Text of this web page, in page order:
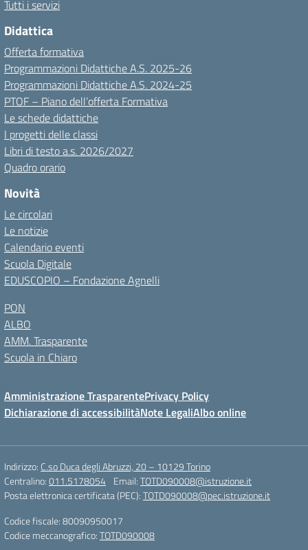
Tutti i servizi
Didattica
Offerta formativa
Programmazioni Didattiche A.S. 2025-26
Programmazioni Didattiche A.S. 2024-25
PTOF – Piano dell’offerta Formativa
Le schede didattiche
I progetti delle classi
Libri di testo a.s. 2026/2027
Quadro orario
Novità
Le circolari
Le notizie
Calendario eventi
Scuola Digitale
EDUSCOPIO – Fondazione Agnelli
PON
ALBO
AMM. Trasparente
Scuola in Chiaro
Amministrazione TrasparentePrivacy Policy
Dichiarazione di accessibilitàNote LegaliAlbo online
Indirizzo: C.so Duca degli Abruzzi, 20 – 10129 Torino
Centralino:011.5178054 Email:TOTD090008@istruzione.it
Posta elettronica certificata (PEC):TOTD090008@pec.istruzione.it
Codice fiscale: 80090950017
Codice meccanografico:TOTD090008